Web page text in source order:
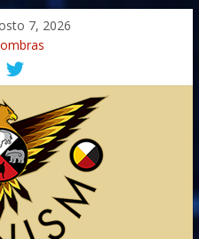
7, 2026
Jornada do Espírito Ancestral
Espiritual – Crescimento